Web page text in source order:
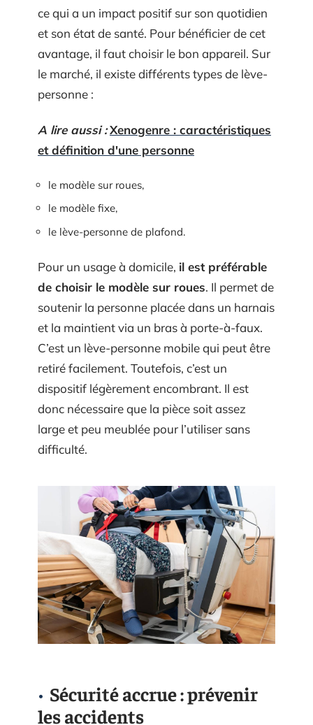
ce qui a un impact positif sur son quotidien
et son état de santé. Pour bénéficier de cet
avantage, il faut choisir le bon appareil. Sur
le marché, il existe différents types de lève-
personne :
A lire aussi :Xenogenre : caractéristiques
et définition d'une personne
le modèle sur roues,
le modèle fixe,
le lève-personne de plafond.
Pour un usage à domicile, il est préférable
de choisir le modèle sur roues. Il permet de
soutenir la personne placée dans un harnais
et la maintient via un bras à porte-à-faux.
C’est un lève-personne mobile qui peut être
retiré facilement. Toutefois, c’est un
dispositif légèrement encombrant. Il est
donc nécessaire que la pièce soit assez
large et peu meublée pour l’utiliser sans
difficulté.
Sécurité accrue : prévenir
les accidents